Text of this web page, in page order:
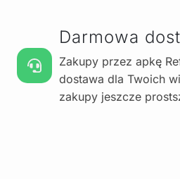
Darmowa
Zakupy przez apkę
dostawa dla Twoich
zakupy jeszcze